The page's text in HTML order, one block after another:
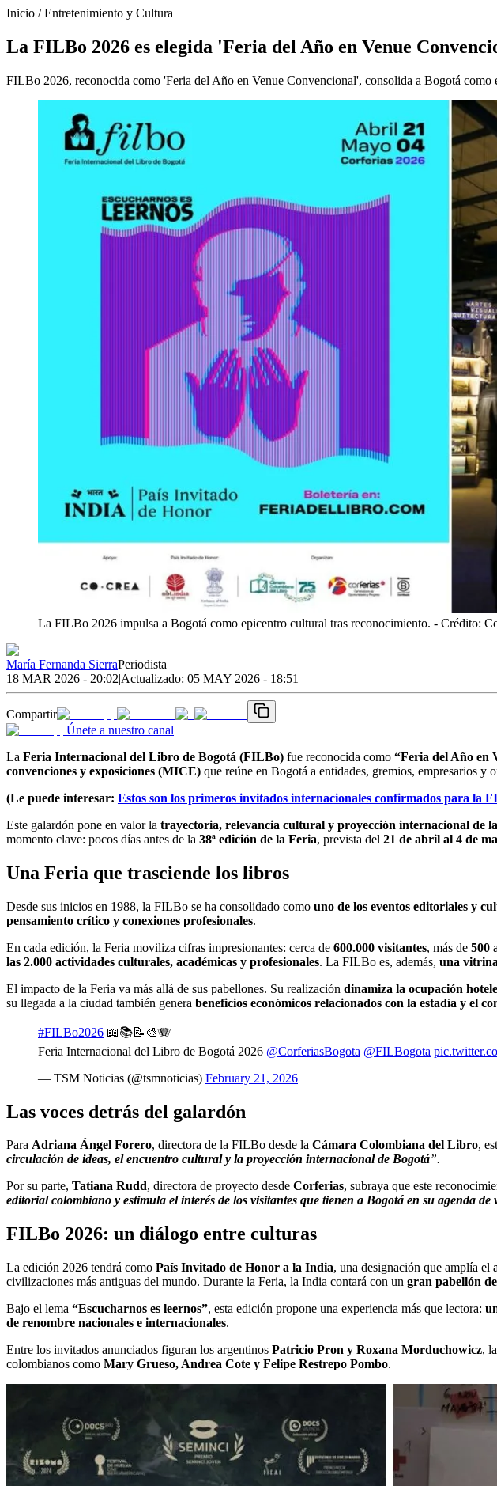
Inicio /Entretenimiento y Cultura
La FILBo 2026 es elegida 'Feria del Año en Venue
FILBo 2026, reconocida como 'Feria del Año en Venue Convencional', consolida a Bogotá
La FILBo 2026 impulsa a Bogotá como epicentro cultural tras reconocimiento. - Crédito:
María Fernanda SierraPeriodista
18 MAR 2026 - 20:02|Actualizado: 05 MAY 2026 - 18:51
Compartir
Únete a nuestro canal
La Feria Internacional del Libro de Bogotá (FILBo) fue reconocida como “Feria del Año en
convenciones y exposiciones (MICE) que reúne en Bogotá a entidades, gremios, empresarios y
(Le puede interesar: Estos son los primeros invitados internacionales confirmados para la
Este galardón pone en valor la trayectoria, relevancia cultural y proyección internacional de
momento clave: pocos días antes de la 38ª edición de la Feria, prevista del 21 de abril al 4 de
Una Feria que trasciende los libros
Desde sus inicios en 1988, la FILBo se ha consolidado como uno de los eventos editoriales y
pensamiento crítico y conexiones profesionales.
En cada edición, la Feria moviliza cifras impresionantes: cerca de 600.000 visitantes, más de 500
las 2.000 actividades culturales, académicas y profesionales. La FILBo es, además, una
El impacto de la Feria va más allá de sus pabellones. Su realización dinamiza la ocupación
su llegada a la ciudad también genera beneficios económicos relacionados con la estadía y el
#FILBo2026 📖📚📝🎨🪗
Feria Internacional del Libro de Bogotá 2026 @CorferiasBogota @FILBogota
— TSM Noticias (@tsmnoticias) February 21, 2026
Las voces detrás del galardón
Para Adriana Ángel Forero, directora de la FILBo desde la Cámara Colombiana del Libro,
circulación de ideas, el encuentro cultural y la proyección internacional de Bogotá”.
Por su parte, Tatiana Rudd, directora de proyecto desde Corferias, subraya que este
editorial colombiano y estimula el interés de los visitantes que tienen a Bogotá en su agenda de
FILBo 2026: un diálogo entre culturas
La edición 2026 tendrá como País Invitado de Honor a la India, una designación que amplía el
civilizaciones más antiguas del mundo. Durante la Feria, la India contará con un gran pabellón de
Bajo el lema “Escucharnos es leernos”, esta edición propone una experiencia más que lectora:
de renombre nacionales e internacionales.
Entre los invitados anunciados figuran los argentinos Patricio Pron y Roxana Morduchowicz,
colombianos como Mary Grueso, Andrea Cote y Felipe Restrepo Pombo.